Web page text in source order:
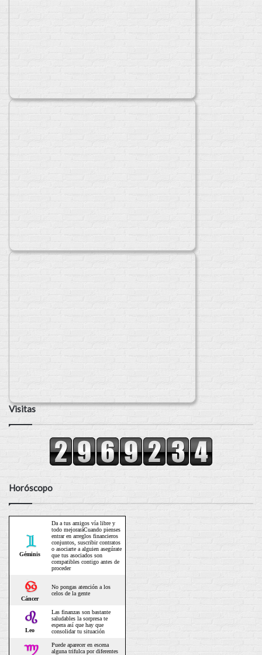
Visitas
Horóscopo